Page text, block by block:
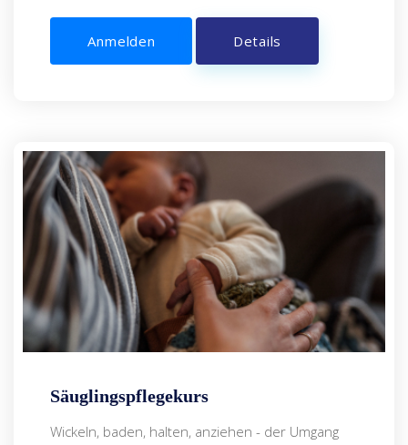
Anmelden Details
Säuglingspflegekurs
Wickeln, baden, halten, anziehen - der Umgang